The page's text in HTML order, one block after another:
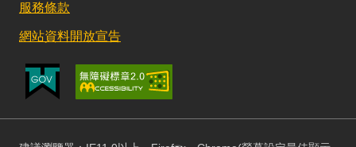
服務條款
網站資料開放宣告